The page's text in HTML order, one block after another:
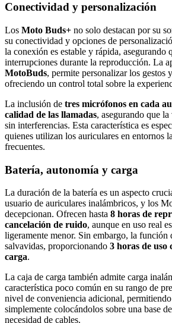
Conectividad y personalización
Los Moto Buds+ no solo destacan por su
su conectividad y opciones de
la conexión es estable y rápida, asegurando
interrupciones durante la reproducción. La
MotoBuds, permite personalizar los gestos
ofreciendo un control total sobre la
La inclusión de tres micrófonos en cada
calidad de las llamadas, asegurando que
sin interferencias. Esta característica es
quienes utilizan los auriculares en entornos
frecuentes.
Batería, autonomía y carga
La duración de la batería es un aspecto
usuario de auriculares inalámbricos, y los
decepcionan. Ofrecen hasta 8 horas de
cancelación de ruido, aunque en uso real
ligeramente menor. Sin embargo, la función
salvavidas, proporcionando 3 horas de uso
carga.
La caja de carga también admite carga
característica poco común en su rango de
nivel de conveniencia adicional,
simplemente colocándolos sobre una base
necesidad de cables.